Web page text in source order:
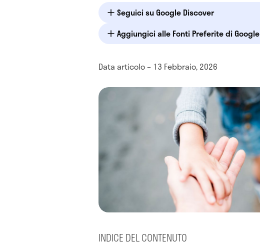
Seguici su Google Discover
Aggiungici alle Fonti Preferite di Google
Data articolo – 13 Febbraio, 2026
INDICE DEL CONTENUTO